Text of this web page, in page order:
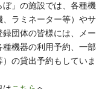
」の施設では、各種機
ラミネーター等）やサ
団体の皆様には、メー
機器の利用予約、一部
の貸出予約もしていま